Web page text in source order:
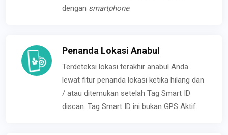
dengan smartphone.
Penanda Lokasi Anabul
Terdeteksi lokasi terakhir anabul Anda
lewat fitur penanda lokasi ketika hilang dan
/ atau ditemukan setelah Tag Smart ID
discan. Tag Smart ID ini bukan GPS Aktif.